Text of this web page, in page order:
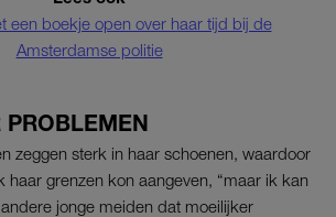
een boekje open over haar tijd bij de
Amsterdamse politie
PROBLEMEN
zeggen sterk in haar schoenen, waardoor
haar grenzen kon aangeven, “maar ik kan
jonge meiden dat moeilijker